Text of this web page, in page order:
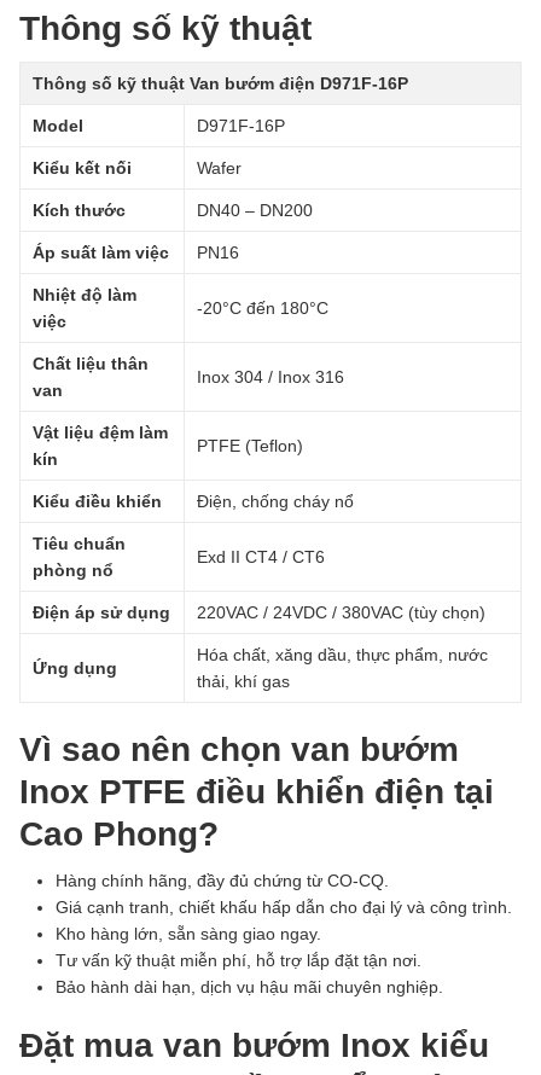
Thông số kỹ thuật
Thông số kỹ thuật Van bướm điện D971F-16P
Model D971F-16P
Kiểu kết nối Wafer
Kích thước DN40 – DN200
Áp suất làm việc PN16
Nhiệt độ làm
việc
-20°C đến 180°C
Chất liệu thân
van
Inox 304 / Inox 316
Vật liệu đệm làm
kín
PTFE (Teflon)
Kiểu điều khiển Điện, chống cháy nổ
Tiêu chuẩn
phòng nổ
Exd II CT4 / CT6
Điện áp sử dụng 220VAC / 24VDC / 380VAC (tùy chọn)
Ứng dụng
Hóa chất, xăng dầu, thực phẩm, nước
thải, khí gas
Vì sao nên chọn van bướm
Inox PTFE điều khiển điện tại
Cao Phong?
Hàng chính hãng, đầy đủ chứng từ CO-CQ.
Giá cạnh tranh, chiết khấu hấp dẫn cho đại lý và công trình.
Kho hàng lớn, sẵn sàng giao ngay.
Tư vấn kỹ thuật miễn phí, hỗ trợ lắp đặt tận nơi.
Bảo hành dài hạn, dịch vụ hậu mãi chuyên nghiệp.
Đặt mua van bướm Inox kiểu